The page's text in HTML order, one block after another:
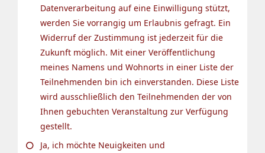
Datenverarbeitung auf eine Einwilligung stützt,
werden Sie vorrangig um Erlaubnis gefragt. Ein
Widerruf der Zustimmung ist jederzeit für die
Zukunft möglich. Mit einer Veröffentlichung
meines Namens und Wohnorts in einer Liste der
Teilnehmenden bin ich einverstanden. Diese Liste
wird ausschließlich den Teilnehmenden der von
Ihnen gebuchten Veranstaltung zur Verfügung
gestellt.
Ja, ich möchte Neuigkeiten und